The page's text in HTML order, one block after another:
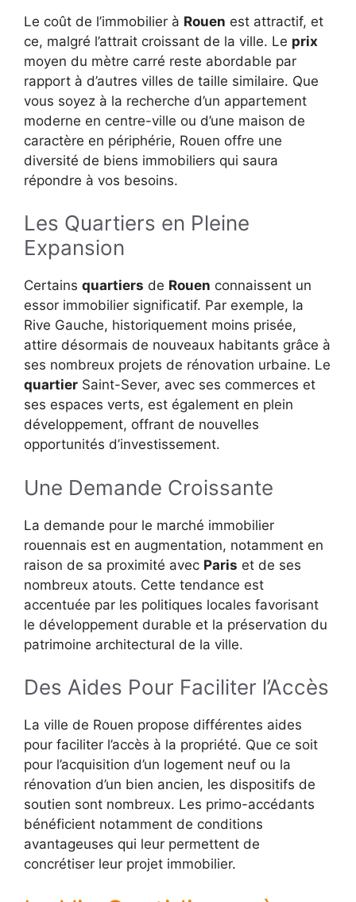
Le coût de l’immobilier à Rouen est attractif, et
ce, malgré l’attrait croissant de la ville. Le prix
moyen du mètre carré reste abordable par
rapport à d’autres villes de taille similaire. Que
vous soyez à la recherche d’un appartement
moderne en centre-ville ou d’une maison de
caractère en périphérie, Rouen offre une
diversité de biens immobiliers qui saura
répondre à vos besoins.
Les Quartiers en Pleine
Expansion
Certains quartiers de Rouen connaissent un
essor immobilier significatif. Par exemple, la
Rive Gauche, historiquement moins prisée,
attire désormais de nouveaux habitants grâce à
ses nombreux projets de rénovation urbaine. Le
quartier Saint-Sever, avec ses commerces et
ses espaces verts, est également en plein
développement, offrant de nouvelles
opportunités d’investissement.
Une Demande Croissante
La demande pour le marché immobilier
rouennais est en augmentation, notamment en
raison de sa proximité avec Paris et de ses
nombreux atouts. Cette tendance est
accentuée par les politiques locales favorisant
le développement durable et la préservation du
patrimoine architectural de la ville.
Des Aides Pour Faciliter l’Accès
La ville de Rouen propose différentes aides
pour faciliter l’accès à la propriété. Que ce soit
pour l’acquisition d’un logement neuf ou la
rénovation d’un bien ancien, les dispositifs de
soutien sont nombreux. Les primo-accédants
bénéficient notamment de conditions
avantageuses qui leur permettent de
concrétiser leur projet immobilier.